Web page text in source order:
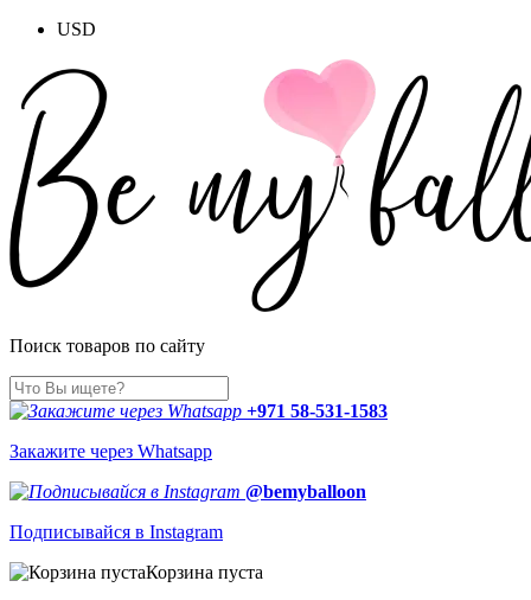
USD
Поиск товаров по сайту
+971 58-531-1583
Закажите через Whatsapp
@bemyballoon
Подписывайся в Instagram
Корзина пуста